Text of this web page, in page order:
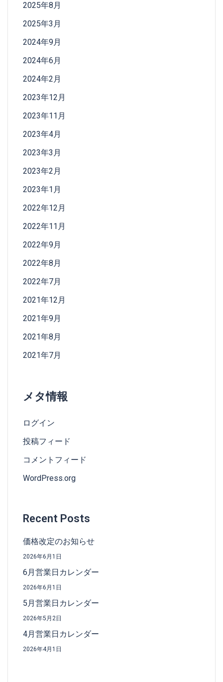
2025年8月
2025年3月
2024年9月
2024年6月
2024年2月
2023年12月
2023年11月
2023年4月
2023年3月
2023年2月
2023年1月
2022年12月
2022年11月
2022年9月
2022年8月
2022年7月
2021年12月
2021年9月
2021年8月
2021年7月
メタ情報
ログイン
投稿フィード
コメントフィード
WordPress.org
Recent Posts
価格改定のお知らせ
2026年6月1日
6月営業日カレンダー
2026年6月1日
5月営業日カレンダー
2026年5月2日
4月営業日カレンダー
2026年4月1日